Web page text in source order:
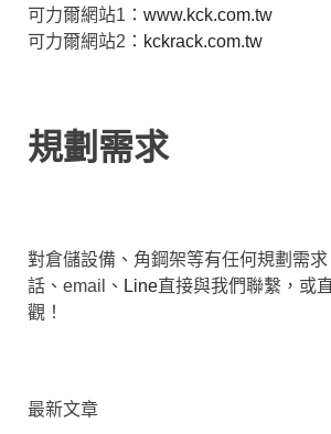
可力爾網站1： www.kck.com.tw
可力爾網站2： kckrack.com.tw
規劃需求
對倉儲設備、角鋼架等有任何規劃需
話、email、 Line直接與我們聯繫，或
觀！
最新文章